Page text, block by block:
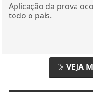
Aplicação da prova
todo o país.
VEJA